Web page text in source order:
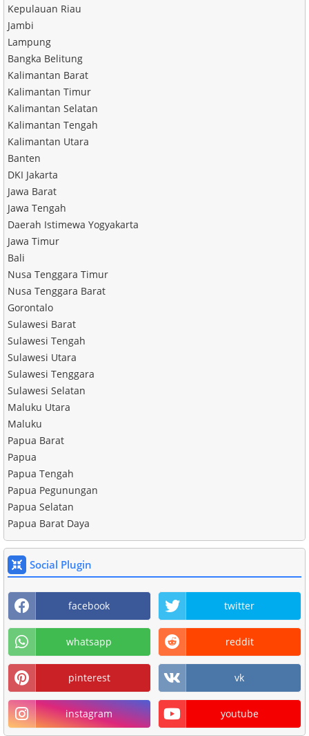
Kepulauan Riau
Jambi
Lampung
Bangka Belitung
Kalimantan Barat
Kalimantan Timur
Kalimantan Selatan
Kalimantan Tengah
Kalimantan Utara
Banten
DKI Jakarta
Jawa Barat
Jawa Tengah
Daerah Istimewa Yogyakarta
Jawa Timur
Bali
Nusa Tenggara Timur
Nusa Tenggara Barat
Gorontalo
Sulawesi Barat
Sulawesi Tengah
Sulawesi Utara
Sulawesi Tenggara
Sulawesi Selatan
Maluku Utara
Maluku
Papua Barat
Papua
Papua Tengah
Papua Pegunungan
Papua Selatan
Papua Barat Daya
Social Plugin
facebook twitter
whatsapp reddit
pinterest vk
instagram youtube